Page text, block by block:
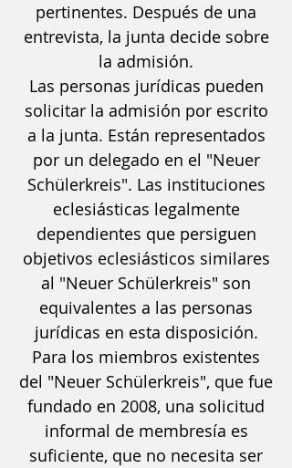
pertinentes. Después de una
entrevista, la junta decide sobre
la admisión.
Las personas jurídicas pueden
solicitar la admisión por escrito
a la junta. Están representados
por un delegado en el "Neuer
Schülerkreis". Las instituciones
eclesiásticas legalmente
dependientes que persiguen
objetivos eclesiásticos similares
al "Neuer Schülerkreis" son
equivalentes a las personas
jurídicas en esta disposición.
Para los miembros existentes
del "Neuer Schülerkreis", que fue
fundado en 2008, una solicitud
informal de membresía es
suficiente, que no necesita ser